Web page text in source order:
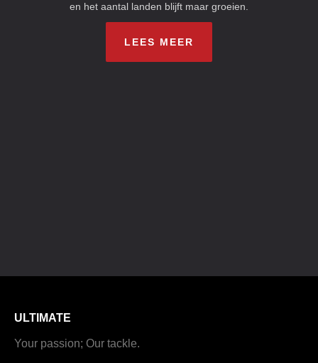
en het aantal landen blijft maar groeien.
LEES MEER
ULTIMATE
Your passion; Our tackle.